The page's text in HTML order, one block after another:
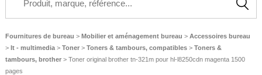
Fournitures de bureau > Mobilier et aménagement bureau > Accessoires bureau
> It - multimedia > Toner > Toners & tambours, compatibles > Toners &
tambours, brother> Toner original brother tn-321m pour hl-l8250cdn magenta 1500
pages